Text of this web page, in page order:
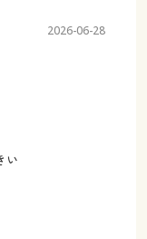
2026-06-28
い